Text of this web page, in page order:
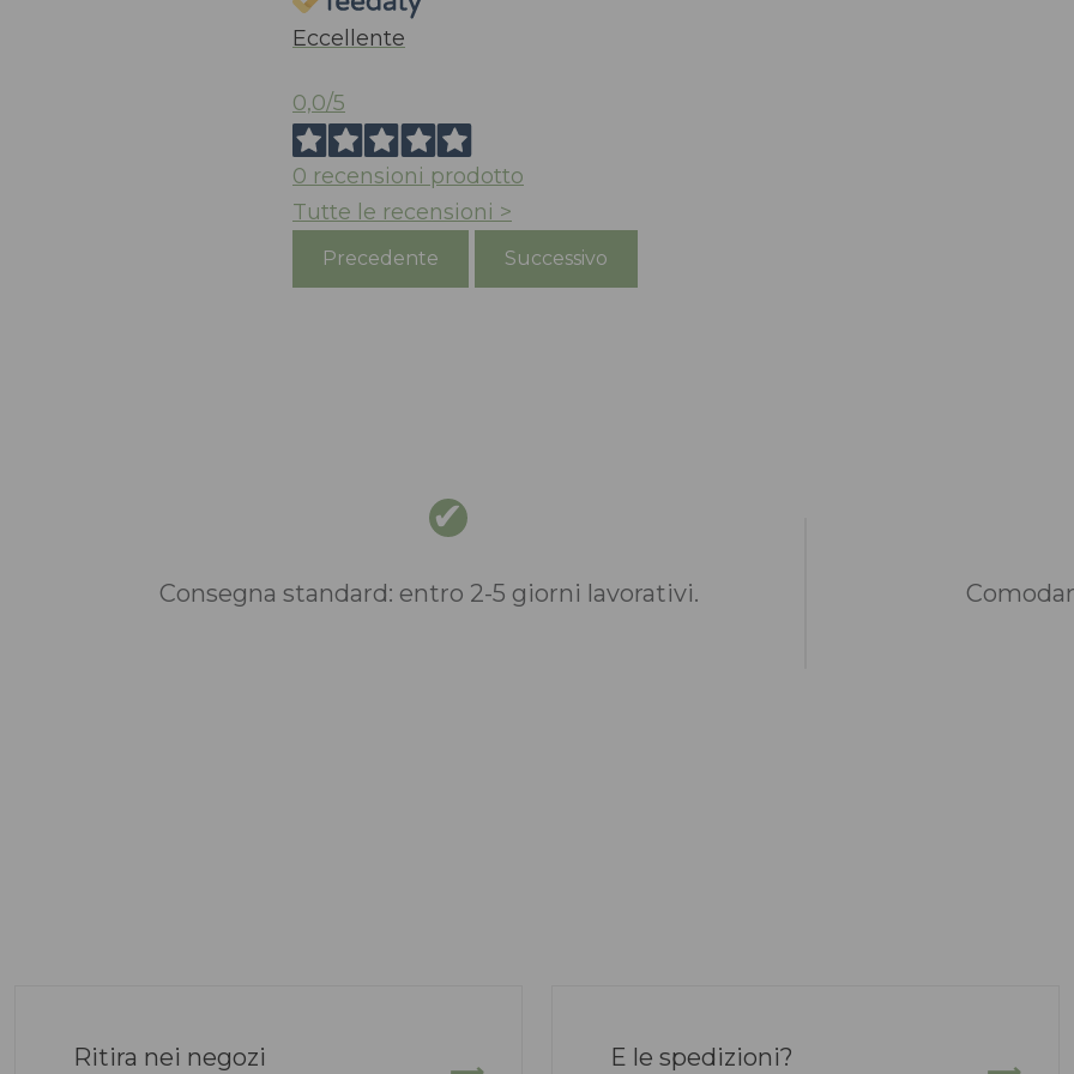
Eccellente
0,0/5
0 recensioni prodotto
Tutte le recensioni >
Precedente Successivo
Consegna standard: entro 2-5 giorni lavorativi.
Ritira nei negozi E le spedizioni?